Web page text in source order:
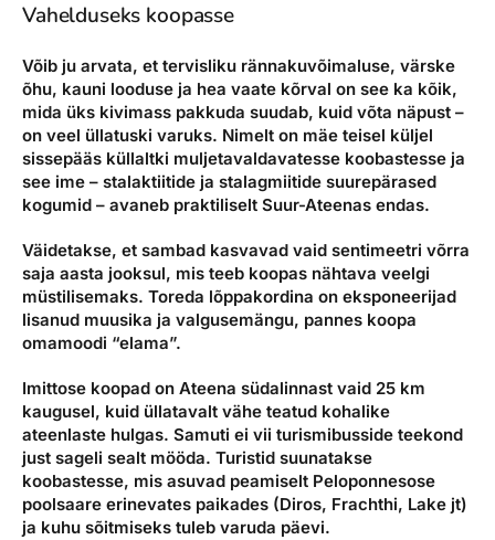
Vahelduseks koopasse
Võib ju arvata, et tervisliku rännakuvõimaluse, värske
õhu, kauni looduse ja hea vaate kõrval on see ka kõik,
mida üks kivimass pakkuda suudab, kuid võta näpust –
on veel üllatuski varuks. Nimelt on mäe teisel küljel
sissepääs küllaltki muljetavaldavatesse koobastesse ja
see ime – stalaktiitide ja stalagmiitide suurepärased
kogumid – avaneb praktiliselt Suur-Ateenas endas.
Väidetakse, et sambad kasvavad vaid sentimeetri võrra
saja aasta jooksul, mis teeb koopas nähtava veelgi
müstilisemaks. Toreda lõppakordina on eksponeerijad
lisanud muusika ja valgusemängu, pannes koopa
omamoodi “elama”.
Imittose koopad on Ateena südalinnast vaid 25 km
kaugusel, kuid üllatavalt vähe teatud kohalike
ateenlaste hulgas. Samuti ei vii turismibusside teekond
just sageli sealt mööda. Turistid suunatakse
koobastesse, mis asuvad peamiselt Peloponnesose
poolsaare erinevates paikades (Diros, Frachthi, Lake jt)
ja kuhu sõitmiseks tuleb varuda päevi.